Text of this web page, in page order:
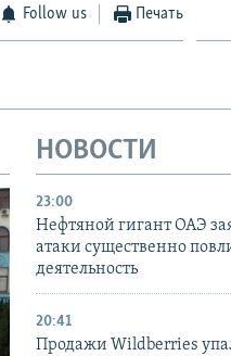
Follow us Печать
НОВОСТИ
23:00
Нефтяной гигант ОАЭ
атаки существенно
деятельность
20:41
Продажи Wildberries